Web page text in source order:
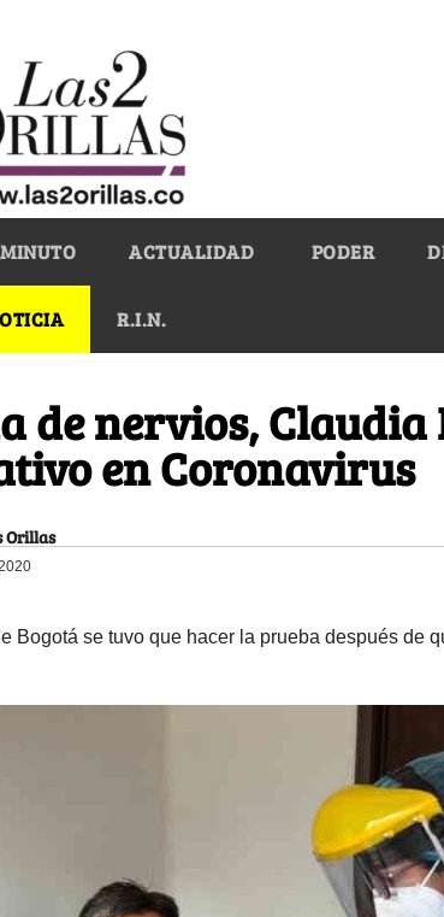
ACTUALIDAD PODER
R.I.N.
de nervios, Claudia
en Coronavirus
Orillas
Bogotá se tuvo que hacer la prueba después de